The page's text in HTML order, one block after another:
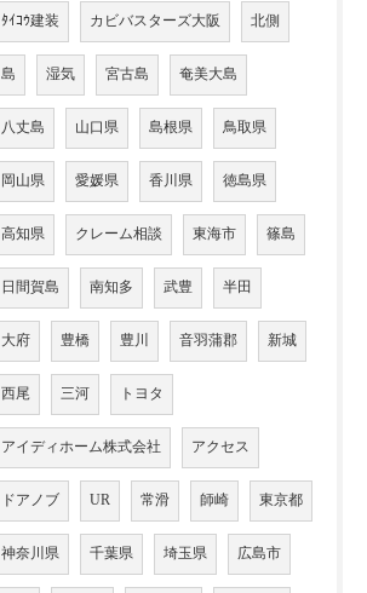
ﾀｲｺｳ建装 カビバスターズ大阪 北側
島 湿気 宮古島 奄美大島
八丈島 山口県 島根県 鳥取県
岡山県 愛媛県 香川県 徳島県
高知県 クレーム相談 東海市 篠島
日間賀島 南知多 武豊 半田
大府 豊橋 豊川 音羽蒲郡 新城
西尾 三河 トヨタ
アイディホーム株式会社 アクセス
ドアノブ UR 常滑 師崎 東京都
神奈川県 千葉県 埼玉県 広島市